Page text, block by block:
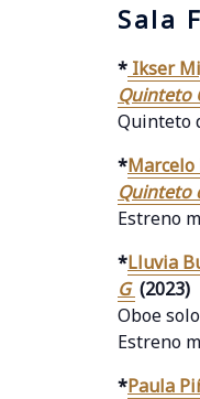
Sala
* Ikser
Quinteto
Quinteto
*
Quinteto
Estreno
*Lluvia
G (2023)
Oboe solo
Estreno
*Paula